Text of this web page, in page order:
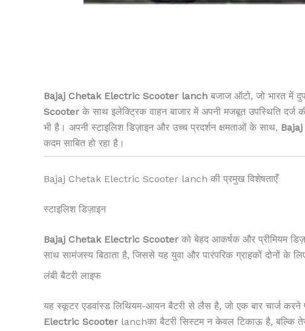
Bajaj Chetak Electric Scooter lanch बजाज ऑटो, जो भारत में
Scooter के साथ इलेक्ट्रिक वाहन बाजार में अपनी मजबूत उपस्थिति
भी है। अपनी स्टाइलिश डिज़ाइन और उच्च प्रदर्शन क्षमताओं के साथ,
कदम साबित हो रहा है।
Bajaj Chetak Electric Scooter lanch की प्रमुख विशेषताएँ
स्टाइलिश डिज़ाइन
Bajaj Chetak Electric Scooter को बेहद आकर्षक और प्रीमियम
साथ सामंजस्य बिठाता है, जिससे यह युवा और पारंपरिक ग्राहकों दोनों के
लंबी बैटरी लाइफ
यह स्कूटर एडवांस्ड लिथियम-आयन बैटरी से लैस है, जो एक बार चार्ज
Electric Scooter lanchका बैटरी सिस्टम न केवल टिकाऊ है, बल्कि तेज़